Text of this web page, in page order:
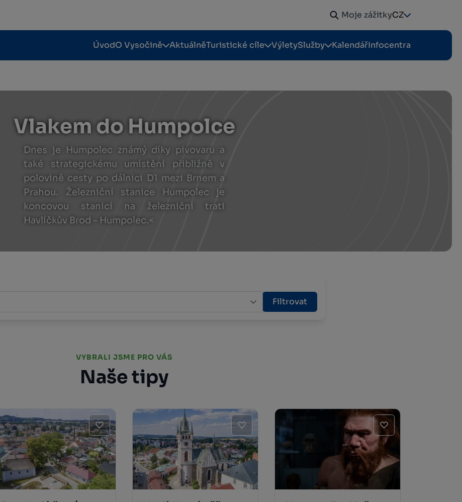
Moje zážitkyCZ
ÚvodO Vysočině AktuálněTuristické cíle VýletySlužby KalendářInfocentra
Vlakem do Humpolce
Dnes je Humpolec známý díky pivovaru a
také strategickému umístění přibližně v
polovině cesty po dálnici D1 mezi Brnem a
Prahou. Železniční stanice Humpolec je
koncovou stanicí na železniční trati
Havlíčkův Brod – Humpolec.<
Filtrovat
VYBRALI JSME PRO VÁS
Naše tipy